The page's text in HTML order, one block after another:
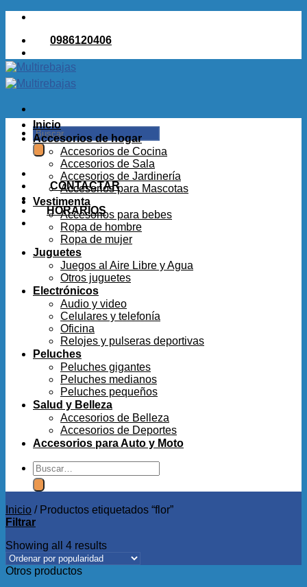
Saltar
contenido0986120406
Buscar
por:
CONTACTAR
HORARIOS
Inicio
Accesorios de hogar
Accesorios de Cocina
Accesorios de Sala
Accesorios de Jardinería
Accesorios para Mascotas
Vestimenta
Accesorios para bebes
Ropa de hombre
Ropa de mujer
Juguetes
Juegos al Aire Libre y Agua
Otros juguetes
Electrónicos
Audio y video
Celulares y telefonía
Oficina
Relojes y pulseras deportivas
Peluches
Peluches gigantes
Peluches medianos
Peluches pequeños
Salud y Belleza
Accesorios de Belleza
Accesorios de Deportes
Accesorios para Auto y Moto
Buscar
por:
Inicio /Productos etiquetados “flor”
Filtrar
Showing all 4 results
Otros productos